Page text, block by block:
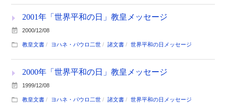
2001年「世界平和の日」教皇メッセージ
2000/12/08
教皇文書 ヨハネ・パウロ二世 諸文書 世界平和の日メッセージ
2000年「世界平和の日」教皇メッセージ
1999/12/08
教皇文書 ヨハネ・パウロ二世 諸文書 世界平和の日メッセージ